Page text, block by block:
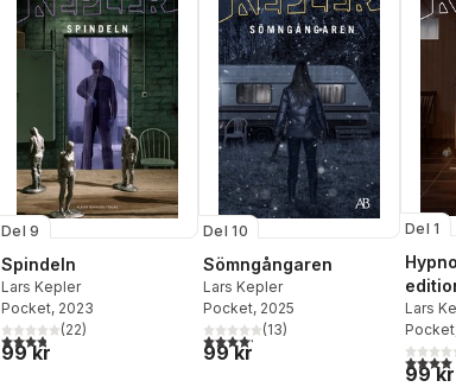
Del 9
Spindeln
Lars Kepler
Pocket, 2023
3,8utav 5 stjärnor. Totalt antal röster:
(22)
99 kr
Del 10
Sömngångaren
Lars Kepler
Pocket, 2025
4,2utav 5 stjärnor. Totalt antal röster:
(13)
99 kr
Del 1
Lars
Pocket
4,0
99 kr